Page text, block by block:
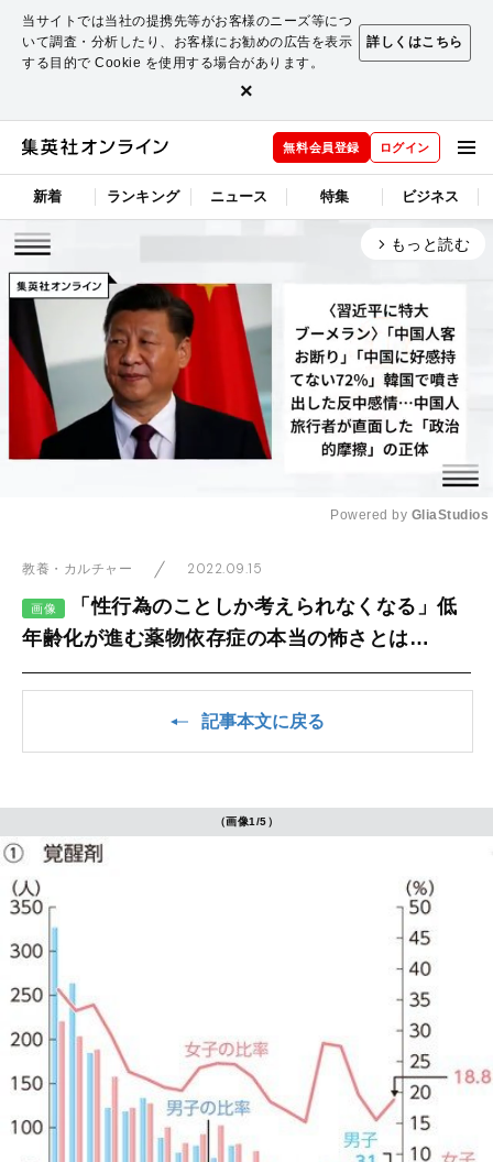
当サイトでは当社の提携先等がお客様のニーズ等につ
いて調査・分析したり、お客様にお勧めの広告を表示
する目的で Cookie を使用する場合があります。
詳しくはこちら
×
無料会員登録 ログイン
新着 ランキング ニュース 特集 ビジネス
arrow_forward_ios もっと読む
Powered by GliaStudios
教養・カルチャー 2022.09.15
画像
「性行為のことしか考えられなくなる」低
年齢化が進む薬物依存症の本当の怖さとは…
記事本文に戻る
（画像1/5）